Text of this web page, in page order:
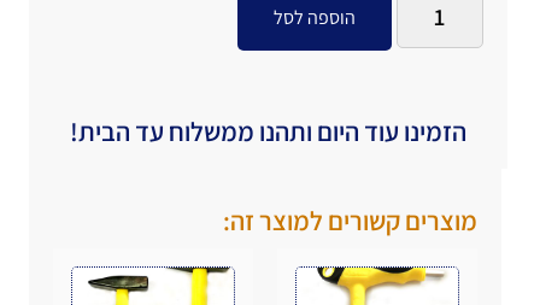
הוספה לסל
הזמינו עוד היום ותהנו ממשלוח עד הבית!
מוצרים קשורים למוצר זה: